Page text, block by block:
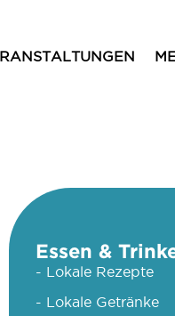
Essen &
- Lokale Rezepte
- Lokale Getränke